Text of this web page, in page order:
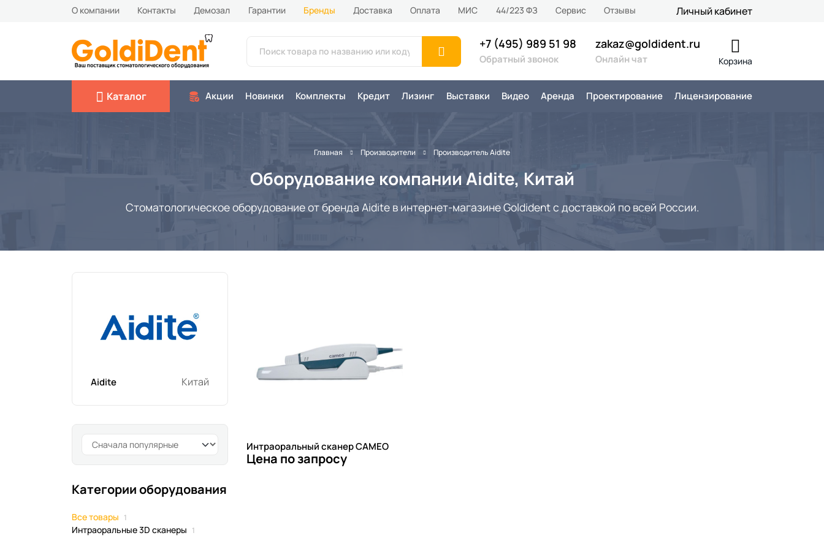
О компании Контакты Демозал Гарантии Бренды Доставка Оплата MИС 44/223 ФЗ Сервис Отзывы Личный кабинет
+7 (495) 989 51 98
Обратный звонок
zakaz@goldident.ru
Онлайн чат Корзина
Каталог Акции Новинки Комплекты Кредит Лизинг Выставки Видео Аренда Проектирование Лицензирование
Главная Производители Производитель Aidite
Оборудование компании Aidite, Китай
Стоматологическое оборудование от бренда Aidite в интернет-магазине Goldident с доставкой по всей России.
Aidite Китай
Категории оборудования
Все товары 1
Интраоральные 3D сканеры 1
Интраоральный сканер CAMEO
Цена по запросу